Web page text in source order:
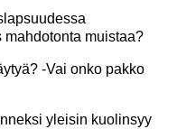
muistaa?
-Vai onko pakko
yleisin kuolinsyy